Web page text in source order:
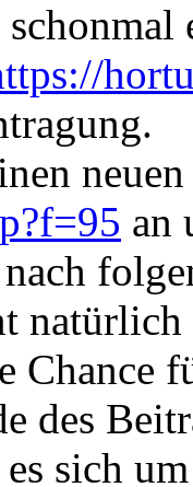
an
natürlich
Chance
des
sich